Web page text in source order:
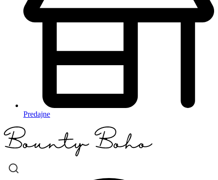
Predajne